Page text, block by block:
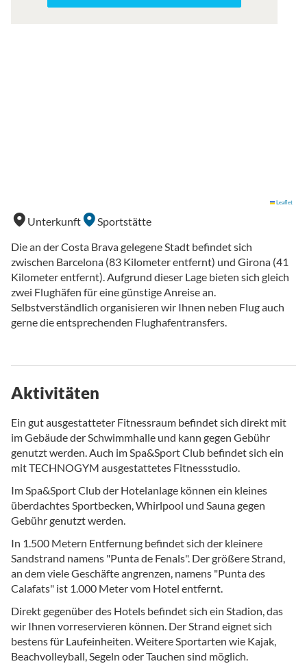
Leaflet
Unterkunft
Sportstätte
Die an der Costa Brava gelegene Stadt befindet sich
zwischen Barcelona (83 Kilometer entfernt) und Girona (41
Kilometer entfernt). Aufgrund dieser Lage bieten sich gleich
zwei Flughäfen für eine günstige Anreise an.
Selbstverständlich organisieren wir Ihnen neben Flug auch
gerne die entsprechenden Flughafentransfers.
Aktivitäten
Ein gut ausgestatteter Fitnessraum befindet sich direkt mit
im Gebäude der Schwimmhalle und kann gegen Gebühr
genutzt werden. Auch im Spa&Sport Club befindet sich ein
mit TECHNOGYM ausgestattetes Fitnessstudio.
Im Spa&Sport Club der Hotelanlage können ein kleines
überdachtes Sportbecken, Whirlpool und Sauna gegen
Gebühr genutzt werden.
In 1.500 Metern Entfernung befindet sich der kleinere
Sandstrand namens "Punta de Fenals". Der größere Strand,
an dem viele Geschäfte angrenzen, namens "Punta des
Calafats" ist 1.000 Meter vom Hotel entfernt.
Direkt gegenüber des Hotels befindet sich ein Stadion, das
wir Ihnen vorreservieren können. Der Strand eignet sich
bestens für Laufeinheiten. Weitere Sportarten wie Kajak,
Beachvolleyball, Segeln oder Tauchen sind möglich.